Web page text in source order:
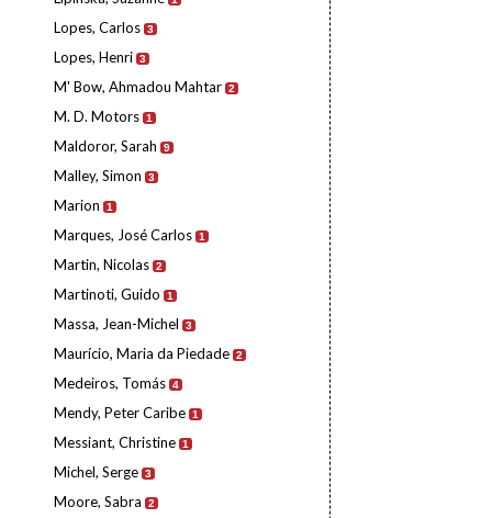
Lopes, Carlos 3
Lopes, Henri 3
M' Bow, Ahmadou Mahtar 2
M. D. Motors 1
Maldoror, Sarah 9
Malley, Simon 3
Marion 1
Marques, José Carlos 1
Martin, Nicolas 2
Martinoti, Guido 1
Massa, Jean-Michel 3
Maurício, Maria da Piedade 2
Medeiros, Tomás 4
Mendy, Peter Caribe 1
Messiant, Christine 1
Michel, Serge 3
Moore, Sabra 2